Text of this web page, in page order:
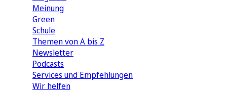
Meinung
Green
Schule
Themen von A bis Z
Newsletter
Podcasts
Services und Empfehlungen
Wir helfen